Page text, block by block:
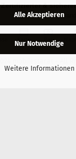
Alle Akzeptieren
Nur Notwendige
Weitere Informationen
Zertifizierter &
Kostenloser Versand